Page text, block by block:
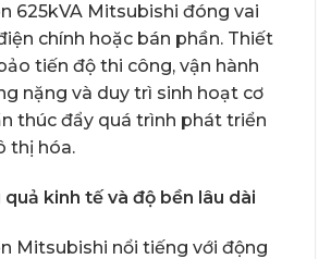
625kVA Mitsubishi đóng vai
chính hoặc bán phần. Thiết
tiến độ thi công, vận hành
nặng và duy trì sinh hoạt cơ
thúc đẩy quá trình phát triển
thị hóa.
quả kinh tế và độ bền lâu dài
Mitsubishi nổi tiếng với động